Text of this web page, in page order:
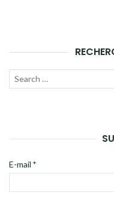
Recherche
E-mail *